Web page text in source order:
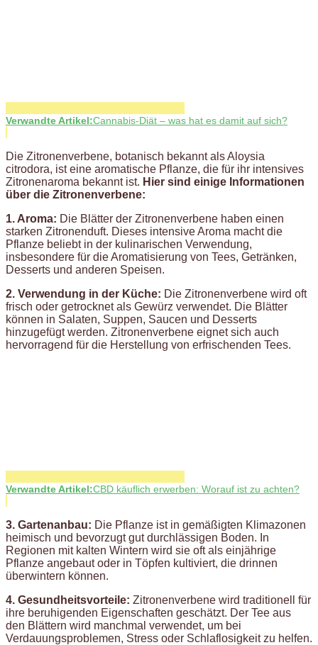
Verwandte Artikel:Cannabis-Diät – was hat es damit auf sich?
Die Zitronenverbene, botanisch bekannt als Aloysia
citrodora, ist eine aromatische Pflanze, die für ihr intensives
Zitronenaroma bekannt ist. Hier sind einige Informationen
über die Zitronenverbene:
1. Aroma: Die Blätter der Zitronenverbene haben einen
starken Zitronenduft. Dieses intensive Aroma macht die
Pflanze beliebt in der kulinarischen Verwendung,
insbesondere für die Aromatisierung von Tees, Getränken,
Desserts und anderen Speisen.
2. Verwendung in der Küche: Die Zitronenverbene wird oft
frisch oder getrocknet als Gewürz verwendet. Die Blätter
können in Salaten, Suppen, Saucen und Desserts
hinzugefügt werden. Zitronenverbene eignet sich auch
hervorragend für die Herstellung von erfrischenden Tees.
Verwandte Artikel:CBD käuflich erwerben: Worauf ist zu achten?
3. Gartenanbau: Die Pflanze ist in gemäßigten Klimazonen
heimisch und bevorzugt gut durchlässigen Boden. In
Regionen mit kalten Wintern wird sie oft als einjährige
Pflanze angebaut oder in Töpfen kultiviert, die drinnen
überwintern können.
4. Gesundheitsvorteile: Zitronenverbene wird traditionell für
ihre beruhigenden Eigenschaften geschätzt. Der Tee aus
den Blättern wird manchmal verwendet, um bei
Verdauungsproblemen, Stress oder Schlaflosigkeit zu helfen.